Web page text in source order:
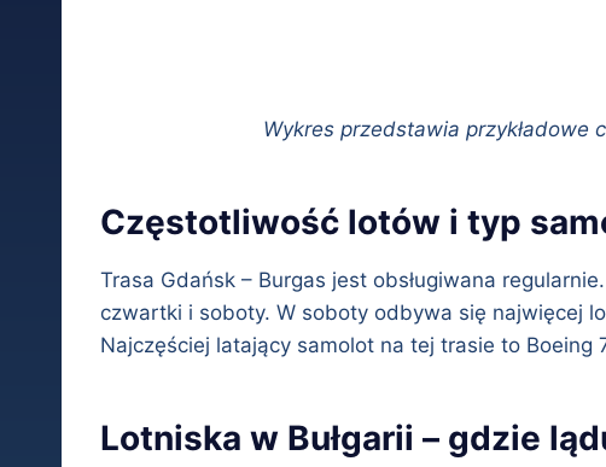
Wykres przedstawia przykładowe
Częstotliwość lotów i typ
Trasa Gdańsk – Burgas jest obsługiwana
czwartki i soboty. W soboty odbywa się najwięcej
Najczęściej latający samolot na tej trasie to
Lotniska w Bułgarii – gdzie